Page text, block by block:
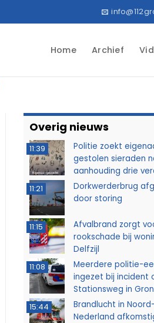
Home Archief
Overig nieuws
11:39
Politie zoekt
gestolen sieraden
aanhouding drie
11:21
Dorkwerderbrug
door storing
11:15
Afvalbrand zorgt
rookschade bij
Delfzijl
11:08
Meerdere politie-
ingezet bij incident
Stationsweg in
15:44
Brandlucht in Noord-
Nederland